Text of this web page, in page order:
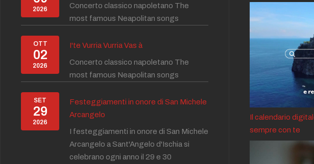
2026
Concerto classico napoletano The
most famous Neapolitan songs
OTT
02
2026
I'te Vurria Vurria Vas à
Concerto classico napoletano The
most famous Neapolitan songs
SET
29
2026
Festeggiamenti in onore di San Michele
Arcangelo
I festeggiamenti in onore di San Michele
Arcangelo a Sant'Angelo d'Ischia si
celebrano ogni anno il 29 e 30
Il calendario
sempre con te